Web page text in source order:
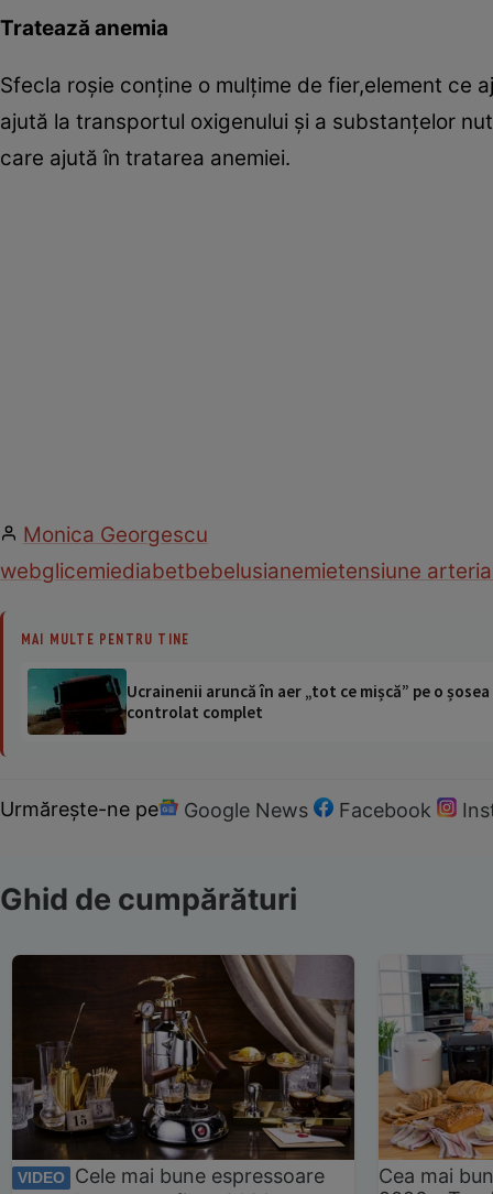
Tratează anemia
Sfecla roşie conţine o mulţime de fier,element ce
ajută la transportul oxigenului şi a substanţelor
care ajută în tratarea anemiei.
Monica Georgescu
webglicemiediabetbebelusianemietensiune
MAI MULTE PENTRU TINE
Ucrainenii aruncă în aer „tot ce mișcă” pe o
controlat complet
Urmărește-ne pe Google News Facebook
Ghid de cumpărături
VIDEO
Cele mai bune espressoare
Cea mai